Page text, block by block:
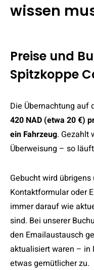
wissen
Preise und
Spitzkoppe
Die Übernachtung auf
420 NAD (etwa 20 €)
ein Fahrzeug. Gezahlt
Überweisung – so
Gebucht wird übrigens
Kontaktformular oder
immer darauf wie
sind. Bei unserer
den Emailaustausch
aktualisiert waren – in
etwas gemütlicher zu.